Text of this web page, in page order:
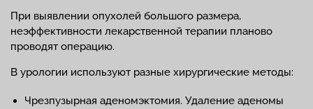
При выявлении опухолей большого размера,
неэффективности лекарственной терапии планово
проводят операцию.
В урологии используют разные хирургические методы:
Чрезпузырная аденомэктомия. Удаление аденомы